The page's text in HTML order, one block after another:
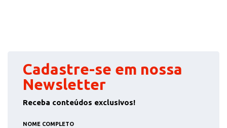
Cadastre-se em nossa
Newsletter
Receba conteúdos exclusivos!
NOME COMPLETO